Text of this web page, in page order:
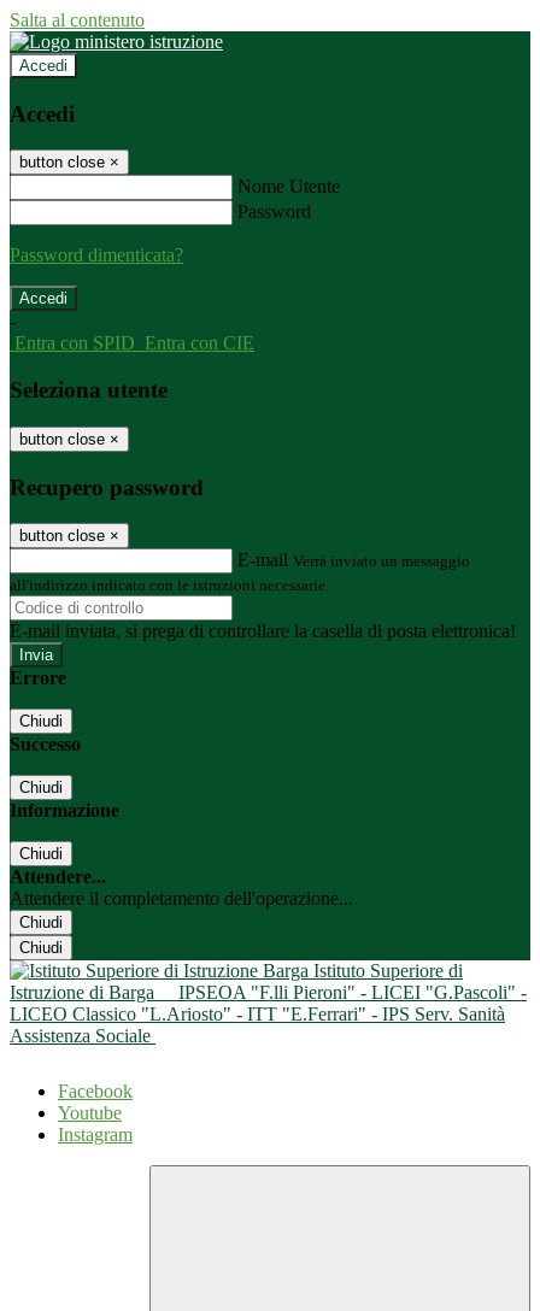
Salta al contenuto
Accedi
Accedi
button close ×
Nome Utente
Password
Password dimenticata?
-
Entra con SPID Entra con CIE
Seleziona utente
button close ×
Recupero password
button close ×
E-mail Verrà inviato un messaggio
all'indirizzo indicato con le istruzioni necessarie.
E-mail inviata, si prega di controllare la casella di posta elettronica!
Errore
Chiudi
Successo
Chiudi
Informazione
Chiudi
Attendere...
Attendere il completamento dell'operazione...
Chiudi
Chiudi
Istituto Superiore di
Istruzione di Barga
IPSEOA "F.lli Pieroni" - LICEI "G.Pascoli" -
LICEO Classico "L.Ariosto" - ITT "E.Ferrari" - IPS Serv. Sanità
Assistenza Sociale
Facebook
Youtube
Instagram